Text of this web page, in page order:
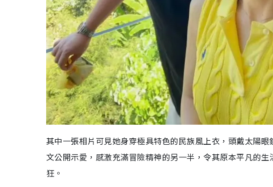
其中一張相片可見她身穿極具特色的民族風上衣，頭戴太陽
文公開示愛，感激充滿冒險精神的另一半，令其原本平凡的
狂。